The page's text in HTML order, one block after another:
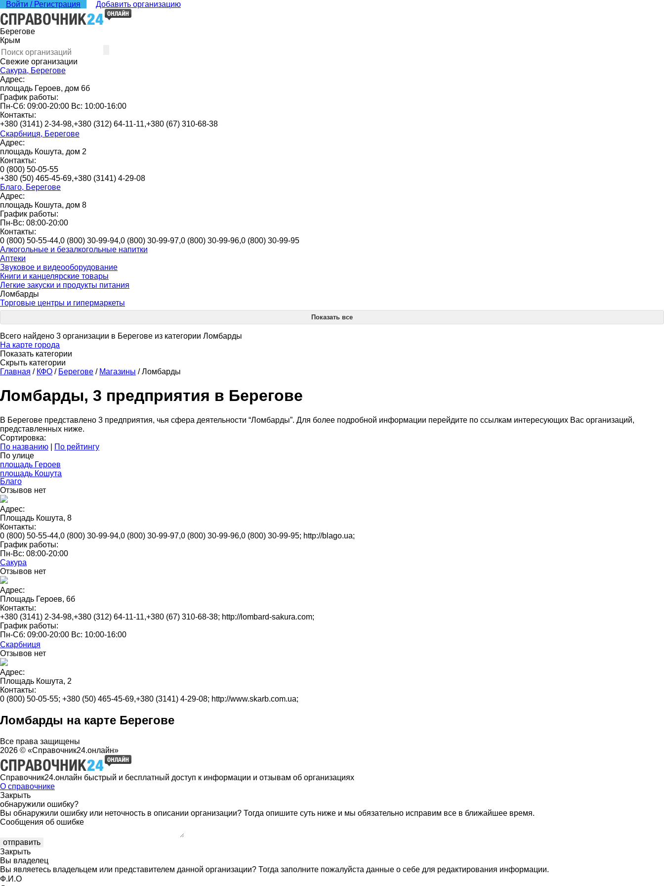
Войти / Регистрация Добавить организацию
Берегове
Крым
Свежие организации
Сакура, Берегове
Адрес:
площадь Героев, дом 6б
График работы:
Пн-Сб: 09:00-20:00 Вс: 10:00-16:00
Контакты:
+380 (3141) 2-34-98,+380 (312) 64-11-11,+380 (67) 310-68-38
Скарбниця, Берегове
Адрес:
площадь Кошута, дом 2
Контакты:
0 (800) 50-05-55
+380 (50) 465-45-69,+380 (3141) 4-29-08
Благо, Берегове
Адрес:
площадь Кошута, дом 8
График работы:
Пн-Вс: 08:00-20:00
Контакты:
0 (800) 50-55-44,0 (800) 30-99-94,0 (800) 30-99-97,0 (800) 30-99-96,0 (800) 30-99-95
Алкогольные и безалкогольные напитки
Аптеки
Звуковое и видеооборудование
Книги и канцелярские товары
Легкие закуски и продукты питания
Ломбарды
Торговые центры и гипермаркеты
Показать все
Всего найдено 3 организации в Берегове из категории Ломбарды
На карте города
Показать категории
Скрыть категории
Главная / КФО / Берегове / Магазины / Ломбарды
Ломбарды, 3 предприятия в Берегове
В Берегове представлено 3 предприятия, чья сфера деятельности “Ломбарды”. Для более подробной информации перейдите по ссылкам интересующих Вас организаций,
представленных ниже.
Сортировка:
По названию
По рейтингу
По улице
площадь Героев
площадь Кошута
Благо
Отзывов нет
Адрес:
Площадь Кошута, 8
Контакты:
0 (800) 50-55-44,0 (800) 30-99-94,0 (800) 30-99-97,0 (800) 30-99-96,0 (800) 30-99-95; http://blago.ua;
График работы:
Пн-Вс: 08:00-20:00
Сакура
Отзывов нет
Адрес:
Площадь Героев, 6б
Контакты:
+380 (3141) 2-34-98,+380 (312) 64-11-11,+380 (67) 310-68-38; http://lombard-sakura.com;
График работы:
Пн-Сб: 09:00-20:00 Вс: 10:00-16:00
Скарбниця
Отзывов нет
Адрес:
Площадь Кошута, 2
Контакты:
0 (800) 50-05-55; +380 (50) 465-45-69,+380 (3141) 4-29-08; http://www.skarb.com.ua;
Ломбарды на карте Берегове
Все права защищены
2026 © «Справочник24.онлайн»
Справочник24.онлайн быстрый и бесплатный доступ к информации и отзывам об организациях
О справочнике
Закрыть
обнаружили ошибку?
Вы обнаружили ошибку или неточность в описании организации? Тогда опишите суть ниже и мы обязательно исправим все в ближайшее время.
Сообщения об ошибке
Закрыть
Вы владелец
Вы являетесь владельцем или представителем данной организации? Тогда заполните пожалуйста данные о себе для редактирования информации.
Ф.И.О